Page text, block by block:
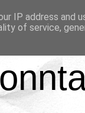
IP address and
of service,